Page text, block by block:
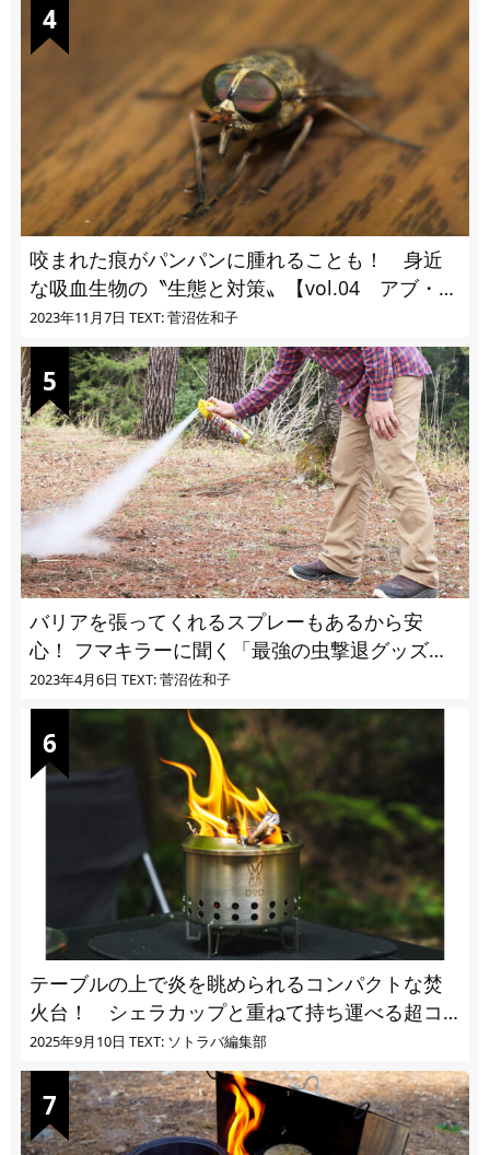
咬まれた痕がパンパンに腫れることも！ 身近
な吸血生物の〝生態と対策〟【vol.04 アブ・ブ
ユ・ヌカカ】
2023年11月7日 TEXT: 菅沼佐和子
バリアを張ってくれるスプレーもあるから安
心！ フマキラーに聞く「最強の虫撃退グッズ
vol.4」【キャンプサイトで使う虫よけ】
2023年4月6日 TEXT: 菅沼佐和子
テーブルの上で炎を眺められるコンパクトな焚
火台！ シェラカップと重ねて持ち運べる超コ
ンパクト収納
2025年9月10日 TEXT: ソトラバ編集部